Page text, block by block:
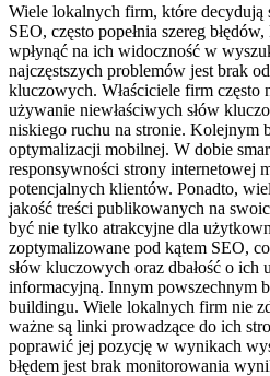
Wiele lokalnych firm, które decydują
SEO, często popełnia szereg
wpłynąć na ich widoczność w
najczęstszych problemów jest brak
kluczowych. Właściciele firm często
używanie niewłaściwych słów
niskiego ruchu na stronie. Kolejnym
optymalizacji mobilnej. W dobie
responsywności strony internetowej
potencjalnych klientów. Ponadto,
jakość treści publikowanych na
być nie tylko atrakcyjne dla
zoptymalizowane pod kątem SEO,
słów kluczowych oraz dbałość o ich
informacyjną. Innym powszechnym
buildingu. Wiele lokalnych firm nie
ważne są linki prowadzące do ich
poprawić jej pozycję w wynikach
błędem jest brak monitorowania